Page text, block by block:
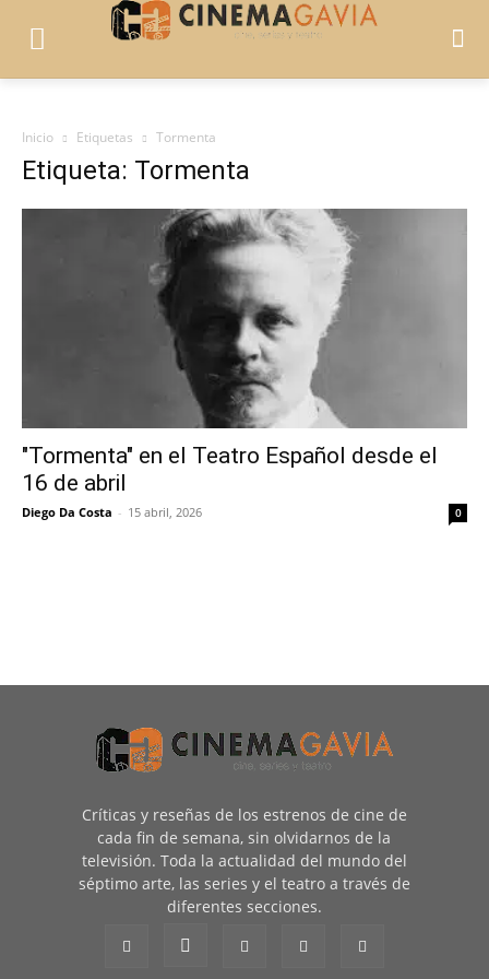
Inicio Etiquetas Tormenta
Etiqueta: Tormenta
"Tormenta" en el Teatro Español desde el
16 de abril
Diego Da Costa - 15 abril, 2026 0
Críticas y reseñas de los estrenos de cine de
cada fin de semana, sin olvidarnos de la
televisión. Toda la actualidad del mundo del
séptimo arte, las series y el teatro a través de
diferentes secciones.